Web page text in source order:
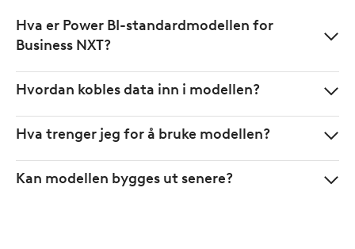
Hva er Power BI-standardmodellen for
Business NXT?
Hvordan kobles data inn i modellen?
Hva trenger jeg for å bruke modellen?
Kan modellen bygges ut senere?